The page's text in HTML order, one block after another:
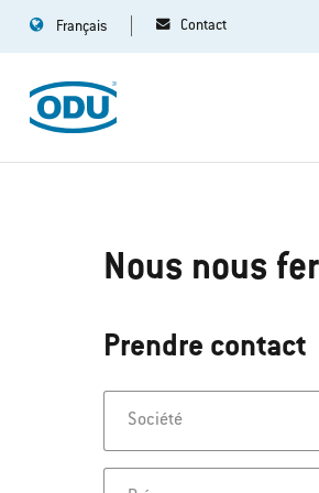
Français Contact
Nous nous
Prendre contact
Société